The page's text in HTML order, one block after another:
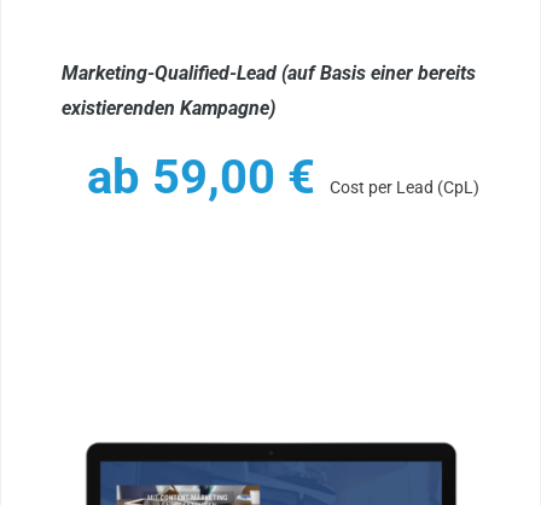
Marketing-Qualified-Lead (auf Basis einer bereits
existierenden Kampagne)
ab 59,00 € Cost per Lead (CpL)